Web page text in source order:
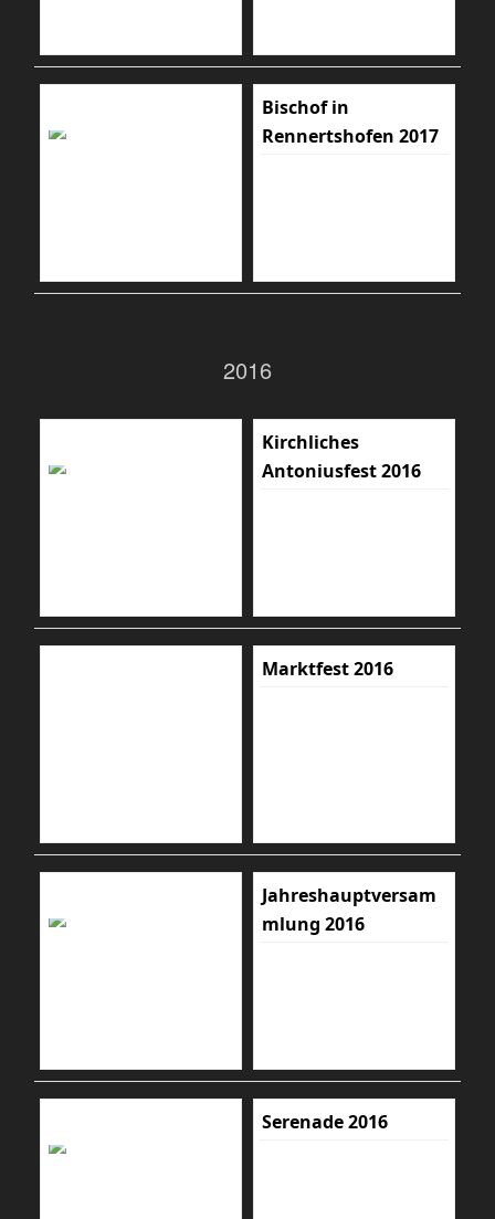
Bischof in
Rennertshofen 2017
2016
Kirchliches
Antoniusfest 2016
Marktfest 2016
Jahreshauptversam
mlung 2016
Serenade 2016